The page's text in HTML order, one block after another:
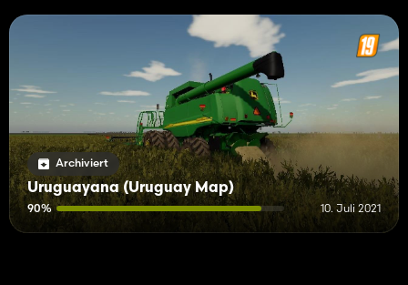
Archiviert
Uruguayana (Uruguay Map)
90% 10. Juli 2021